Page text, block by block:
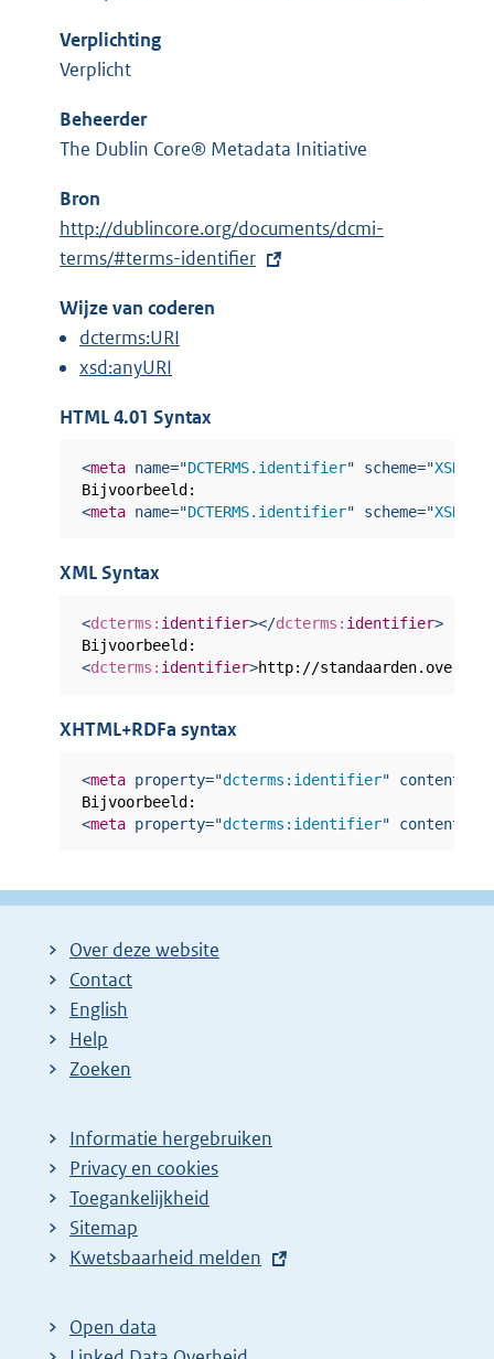
i
n
:
Verplichting
Verplicht
Beheerder
The Dublin Core® Metadata Initiative
Bron
E
x
e
r
n
e
http://dublincore.org/documents/dcmi-
terms/#terms-identifier
Wijze van coderen
dcterms:URI
xsd:anyURI
HTML 4.01 Syntax
<meta name="DCTERMS.identifier" scheme="
<meta name="DCTERMS.identifier" scheme="
XML Syntax
<dcterms: identifier></dcterms: identifier>
<dcterms: identifier>http://
XHTML+RDFa syntax
<meta property="dcterms:identifier" content
<meta property="dcterms:identifier" content
Over deze website
Contact
English
Help
Zoeken
Informatie hergebruiken
Privacy en cookies
Toegankelijkheid
Sitemap
E
t
e
Kwetsbaarheid melden
Open data